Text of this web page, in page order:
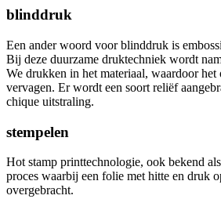
blinddruk
Een ander woord voor blinddruk is
Bij deze duurzame druktechniek wordt
We drukken in het materiaal, waardoor het
vervagen. Er wordt een soort reliëf
chique uitstraling.
stempelen
Hot stamp printtechnologie, ook bekend
proces waarbij een folie met hitte en druk
overgebracht.